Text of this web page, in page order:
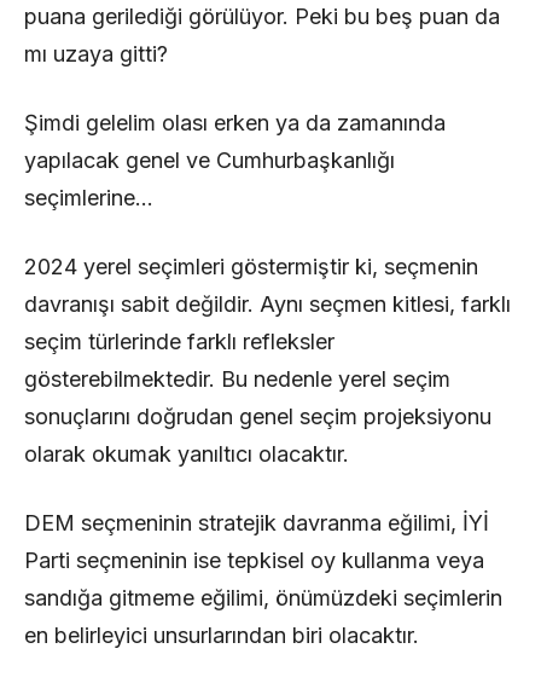
puana gerilediği görülüyor. Peki bu beş puan da
mı uzaya gitti?
Şimdi gelelim olası erken ya da zamanında
yapılacak genel ve Cumhurbaşkanlığı
seçimlerine…
2024 yerel seçimleri göstermiştir ki, seçmenin
davranışı sabit değildir. Aynı seçmen kitlesi, farklı
seçim türlerinde farklı refleksler
gösterebilmektedir. Bu nedenle yerel seçim
sonuçlarını doğrudan genel seçim projeksiyonu
olarak okumak yanıltıcı olacaktır.
DEM seçmeninin stratejik davranma eğilimi, İYİ
Parti seçmeninin ise tepkisel oy kullanma veya
sandığa gitmeme eğilimi, önümüzdeki seçimlerin
en belirleyici unsurlarından biri olacaktır.